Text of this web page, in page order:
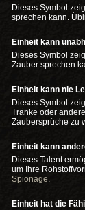
Dieses Symbol
sprechen kann.
Einheit kann
Dieses Symbol
Zauber sprechen
Einheit kann nie
Dieses Symbol
Tränke oder
Zaubersprüche zu
Einheit kann
Dieses Talent
um Ihre
Spionage.
Einheit hat die